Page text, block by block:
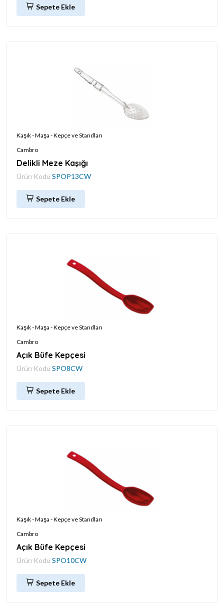
Sepete Ekle
Kaşık - Maşa - Kepçe ve Standları
Cambro
Delikli Meze Kaşığı
Ürün Kodu SPOP13CW
Sepete Ekle
Kaşık - Maşa - Kepçe ve Standları
Cambro
Açık Büfe Kepçesi
Ürün Kodu SPO8CW
Sepete Ekle
Kaşık - Maşa - Kepçe ve Standları
Cambro
Açık Büfe Kepçesi
Ürün Kodu SPO10CW
Sepete Ekle